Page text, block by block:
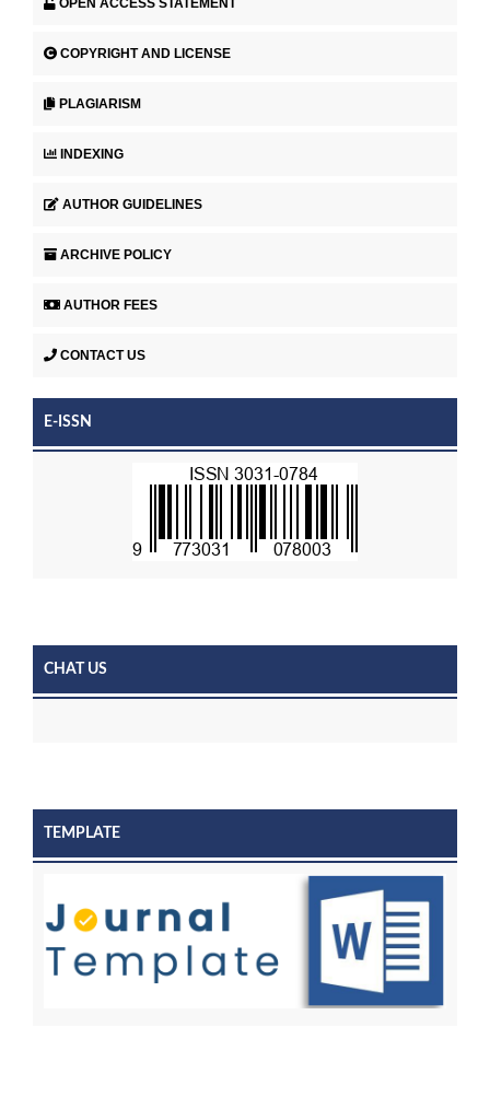
COPYRIGHT AND LICENSE
PLAGIARISM
INDEXING
AUTHOR GUIDELINES
ARCHIVE POLICY
AUTHOR FEES
CONTACT US
E-ISSN
CHAT US
TEMPLATE